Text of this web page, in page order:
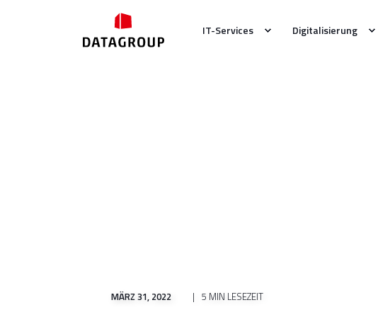
IT-Services Digitalisierung
MÄRZ 31, 2022 5 MIN LESEZEIT